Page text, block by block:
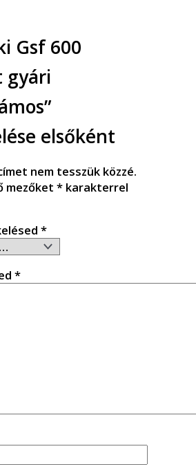
Gsf 600
gyári
elsőként
nem tesszük közzé.
mezőket *karakterrel
*
*